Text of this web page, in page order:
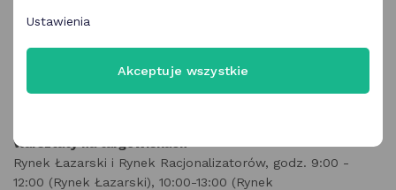
Warsztaty na targowiskach
Rynek Łazarski i Rynek Racjonalizatorów, godz. 9:00 -
12:00 (Rynek Łazarski), 10:00-13:00 (Rynek
Ustawienia
Akceptuje wszystkie